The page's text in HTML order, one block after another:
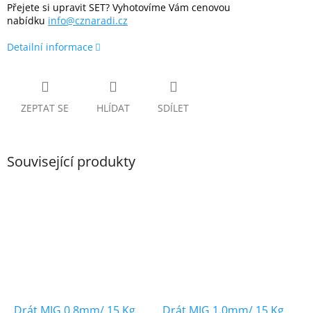
Přejete si upravit SET? Vyhotovíme Vám cenovou
nabídku info@cznaradi.cz
Detailní informace
ZEPTAT SE HLÍDAT SDÍLET
Související produkty
Drát MIG 0,8mm/ 15 Kg Drát MIG 1,0mm/ 15 Kg